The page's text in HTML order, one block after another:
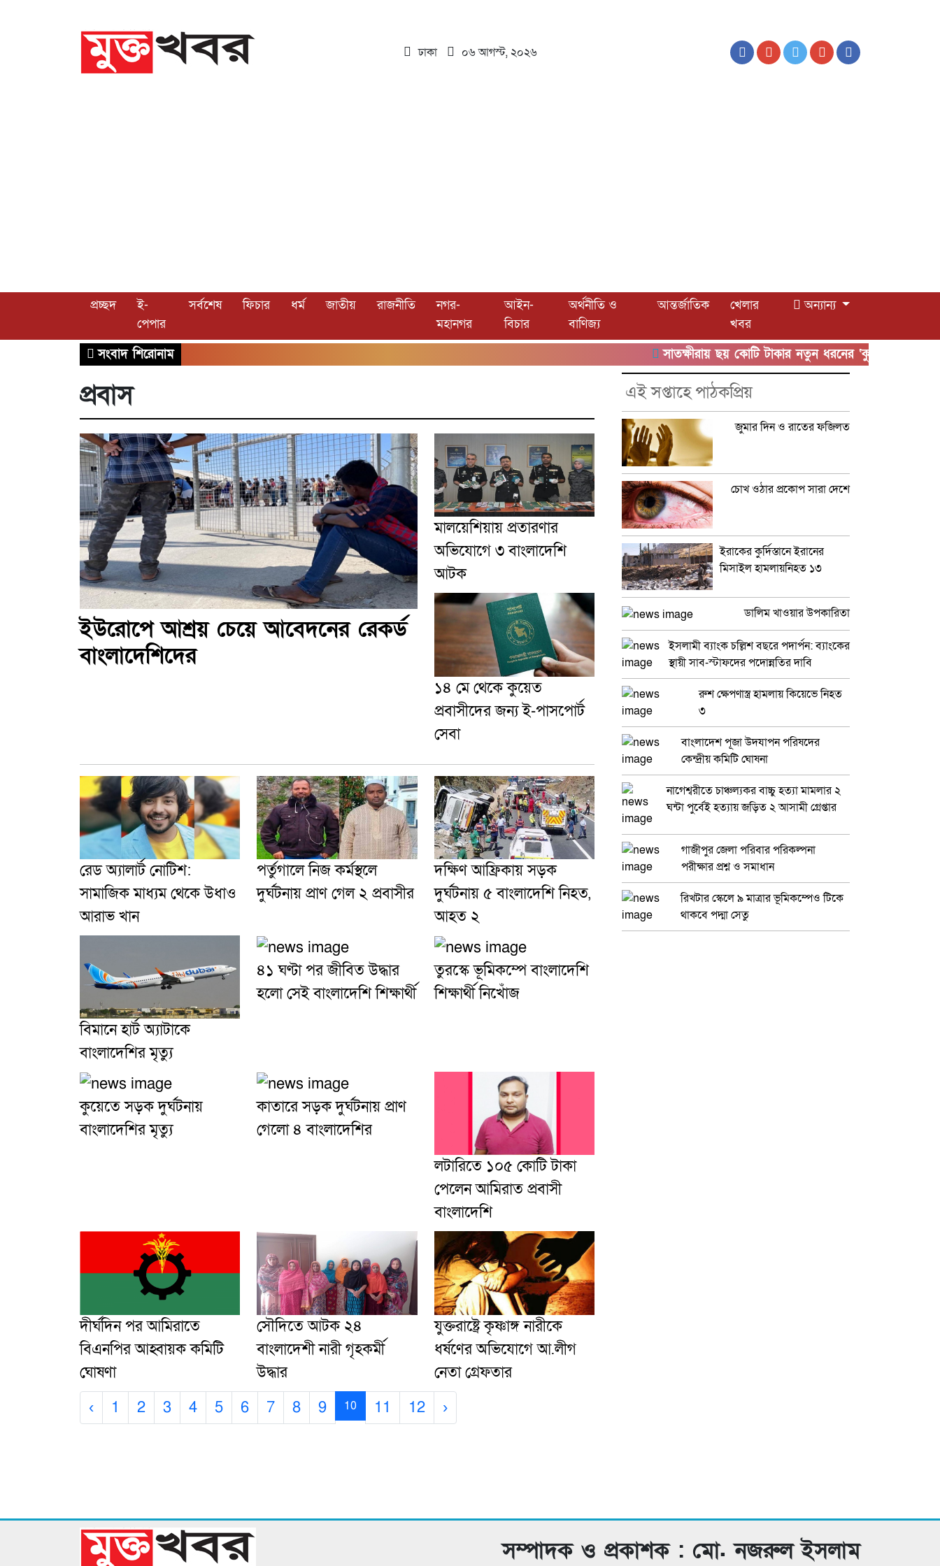
ঢাকা ০৬ আগস্ট, ২০২৬
প্রচ্ছদ
ই-
পেপার
সর্বশেষ ফিচার ধর্ম জাতীয় রাজনীতি
নগর-
মহানগর
আইন-
বিচার
অর্থনীতি ও
বাণিজ্য
আন্তর্জাতিক
খেলার
খবর
অন্যান্য
সংবাদ শিরোনাম সাতক্ষীরায় ছয় কোটি টাকার নতুন ধরনের ‘কুশ’ মাদকসহ আটক ১
প্রবাস
ইউরোপে আশ্রয় চেয়ে আবেদনের রেকর্ড
বাংলাদেশিদের
মালয়েশিয়ায় প্রতারণার
অভিযোগে ৩ বাংলাদেশি
আটক
১৪ মে থেকে কুয়েত
প্রবাসীদের জন্য ই-পাসপোর্ট
সেবা
রেড অ্যালার্ট নোটিশ:
সামাজিক মাধ্যম থেকে উধাও
আরাভ খান
পর্তুগালে নিজ কর্মস্থলে
দুর্ঘটনায় প্রাণ গেল ২ প্রবাসীর
দক্ষিণ আফ্রিকায় সড়ক
দুর্ঘটনায় ৫ বাংলাদেশি নিহত,
আহত ২
বিমানে হার্ট অ্যাটাকে
বাংলাদেশির মৃত্যু
৪১ ঘণ্টা পর জীবিত উদ্ধার
হলো সেই বাংলাদেশি শিক্ষার্থী
তুরস্কে ভূমিকম্পে বাংলাদেশি
শিক্ষার্থী নিখোঁজ
কুয়েতে সড়ক দুর্ঘটনায়
বাংলাদেশির মৃত্যু
কাতারে সড়ক দুর্ঘটনায় প্রাণ
গেলো ৪ বাংলাদেশির
লটারিতে ১০৫ কোটি টাকা
পেলেন আমিরাত প্রবাসী
বাংলাদেশি
দীর্ঘদিন পর আমিরাতে
বিএনপির আহ্বায়ক কমিটি
ঘোষণা
সৌদিতে আটক ২৪
বাংলাদেশী নারী গৃহকর্মী
উদ্ধার
যুক্তরাষ্ট্রে কৃষ্ণাঙ্গ নারীকে
ধর্ষণের অভিযোগে আ.লীগ
নেতা গ্রেফতার
এই সপ্তাহে পাঠকপ্রিয়
জুমার দিন ও রাতের ফজিলত
চোখ ওঠার প্রকোপ সারা দেশে
ইরাকের কুর্দিস্তানে ইরানের
মিসাইল হামলায়নিহত ১৩
ডালিম খাওয়ার উপকারিতা
ইসলামী ব্যাংক চল্লিশ বছরে পদার্পন: ব্যাংকের
স্থায়ী সাব-স্টাফদের পদোন্নতির দাবি
রুশ ক্ষেপণাস্ত্র হামলায় কিয়েভে নিহত
৩
বাংলাদেশ পূজা উদযাপন পরিষদের
কেন্দ্রীয় কমিটি ঘোষনা
নাগেশ্বরীতে চাঞ্চল্যকর বাচ্চু হত্যা মামলার ২
ঘন্টা পুর্বেই হত্যায় জড়িত ২ আসামী গ্রেপ্তার
গাজীপুর জেলা পরিবার পরিকল্পনা
পরীক্ষার প্রশ্ন ও সমাধান
রিখটার স্কেলে ৯ মাত্রার ভূমিকম্পেও টিকে
থাকবে পদ্মা সেতু
‹ 1 2 3 4 5 6 7 8 9 10 11 12 ›
সম্পাদক ও প্রকাশক : মো. নজরুল ইসলাম